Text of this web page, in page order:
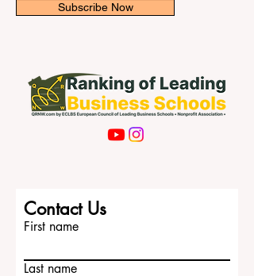
First name